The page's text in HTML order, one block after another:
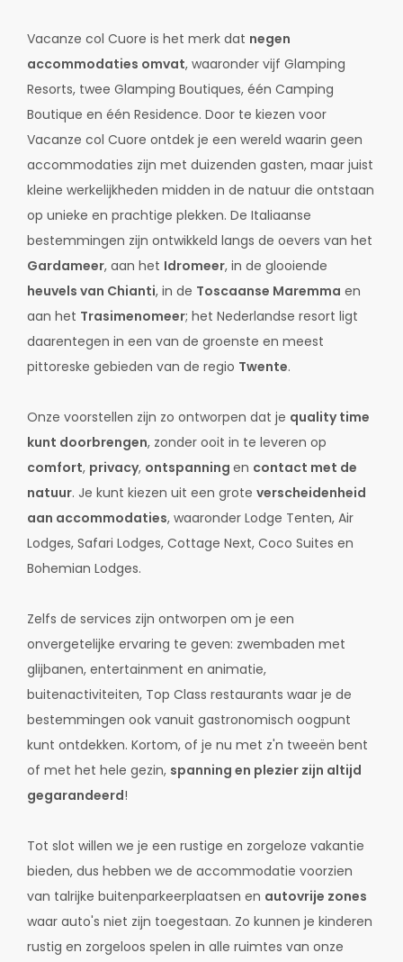
Vacanze col Cuore is het merk dat negen
accommodaties omvat, waaronder vijf Glamping
Resorts, twee Glamping Boutiques, één Camping
Boutique en één Residence. Door te kiezen voor
Vacanze col Cuore ontdek je een wereld waarin geen
accommodaties zijn met duizenden gasten, maar juist
kleine werkelijkheden midden in de natuur die ontstaan
op unieke en prachtige plekken. De Italiaanse
bestemmingen zijn ontwikkeld langs de oevers van het
Gardameer, aan het Idromeer, in de glooiende
heuvels van Chianti, in de Toscaanse Maremma en
aan het Trasimenomeer; het Nederlandse resort ligt
daarentegen in een van de groenste en meest
pittoreske gebieden van de regio Twente.
Onze voorstellen zijn zo ontworpen dat je quality time
kunt doorbrengen, zonder ooit in te leveren op
comfort, privacy, ontspanning en contact met de
natuur. Je kunt kiezen uit een grote verscheidenheid
aan accommodaties, waaronder Lodge Tenten, Air
Lodges, Safari Lodges, Cottage Next, Coco Suites en
Bohemian Lodges.
Zelfs de services zijn ontworpen om je een
onvergetelijke ervaring te geven: zwembaden met
glijbanen, entertainment en animatie,
buitenactiviteiten, Top Class restaurants waar je de
bestemmingen ook vanuit gastronomisch oogpunt
kunt ontdekken. Kortom, of je nu met z'n tweeën bent
of met het hele gezin, spanning en plezier zijn altijd
gegarandeerd!
Tot slot willen we je een rustige en zorgeloze vakantie
bieden, dus hebben we de accommodatie voorzien
van talrijke buitenparkeerplaatsen en autovrije zones
waar auto's niet zijn toegestaan. Zo kunnen je kinderen
rustig en zorgeloos spelen in alle ruimtes van onze